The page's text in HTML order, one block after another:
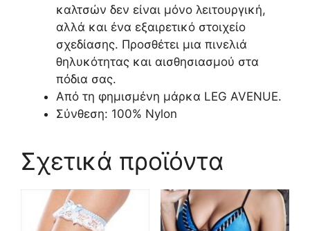
καλτσών δεν είναι μόνο λειτουργική,
αλλά και ένα εξαιρετικό στοιχείο
σχεδίασης. Προσθέτει μια πινελιά
θηλυκότητας και αισθησιασμού στα
πόδια σας.
Από τη φημισμένη μάρκα LEG AVENUE.
Σύνθεση: 100% Nylon
Σχετικά προϊόντα